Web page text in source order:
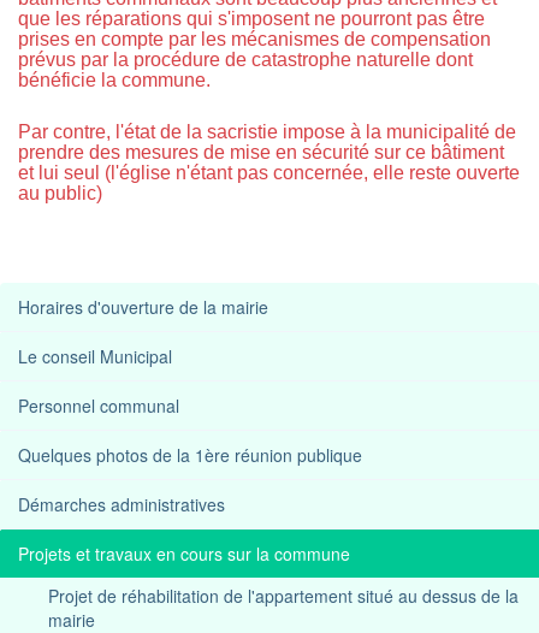
que les réparations qui s'imposent ne pourront pas être
prises en compte par les mécanismes de compensation
prévus par la procédure de catastrophe naturelle dont
bénéficie la commune.
Par contre, l'état de la sacristie impose à la municipalité de
prendre des mesures de mise en sécurité sur ce bâtiment
et lui seul (l'église n'étant pas concernée, elle reste ouverte
au public)
Horaires d'ouverture de la mairie
Le conseil Municipal
Personnel communal
Quelques photos de la 1ère réunion publique
Démarches administratives
Projets et travaux en cours sur la commune
Projet de réhabilitation de l'appartement situé au dessus de la
mairie